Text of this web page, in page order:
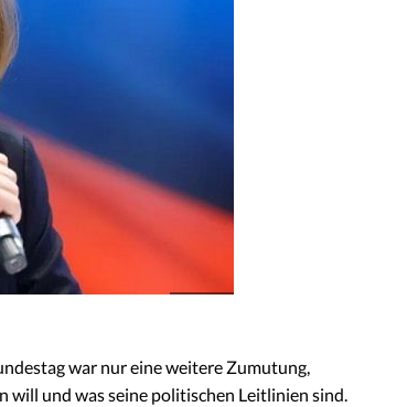
war nur eine weitere Zumutung,
will und was seine politischen Leitlinien sind.